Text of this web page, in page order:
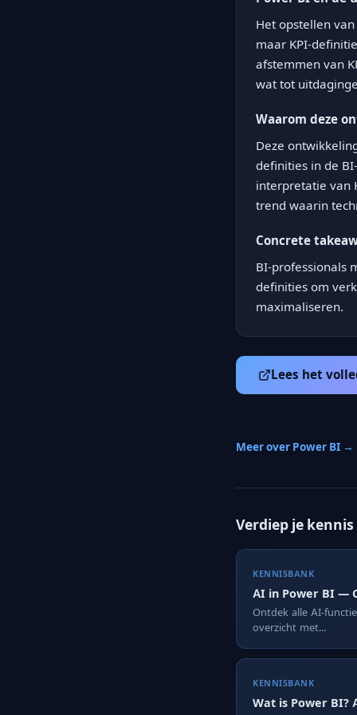
Het opstellen
maar KPI-
afstemmen van
wat tot
Waarom deze
Deze
definities in de
interpretatie van
trend waarin
Concrete
BI-professionals
definities om
maximaliseren.
Lees het
Meer over Power BI →
Verdiep je kennis
KENNISBANK
AI in Power BI —
Ontdek alle AI-
overzicht met...
KENNISBANK
Wat is Power BI?